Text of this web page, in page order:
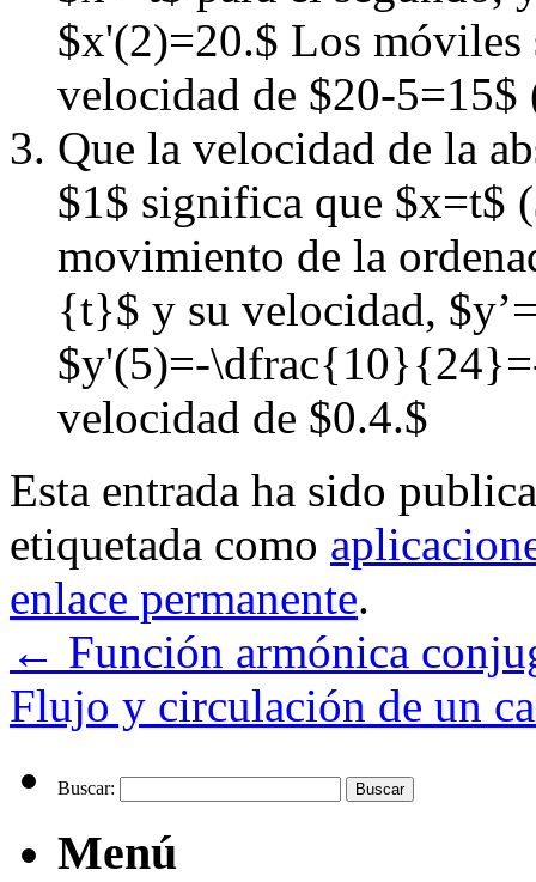
$x'(2)=20.$ Los móviles
velocidad de $20-5=15$
Que la velocidad de la
$1$ significa que $x=t$
movimiento de la
{t}$ y su velocidad,
$y'(5)=-\dfrac{10}{24}=-
velocidad de $0.4.$
Esta entrada ha sido
etiquetada como
enlace permanente.
← Función armónica
Flujo y circulación de un
Buscar:
Menú